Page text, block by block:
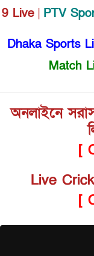
9 Live| PTV
Dhaka Sports
Match
অনলাইনে
[
Live
[